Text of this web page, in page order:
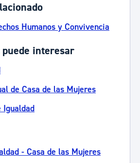
Humanos y Convivencia
interesar
de Casa de las Mujeres
Igualdad
- Casa de las Mujeres